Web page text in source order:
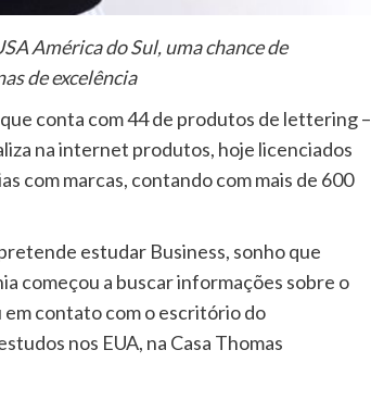
América do Sul, uma chance de
de excelência
conta com 44 de produtos de lettering –
na internet produtos, hoje licenciados
com marcas, contando com mais de 600
estudar Business, sonho que
começou a buscar informações sobre o
em contato com o escritório do
nos EUA, na Casa Thomas